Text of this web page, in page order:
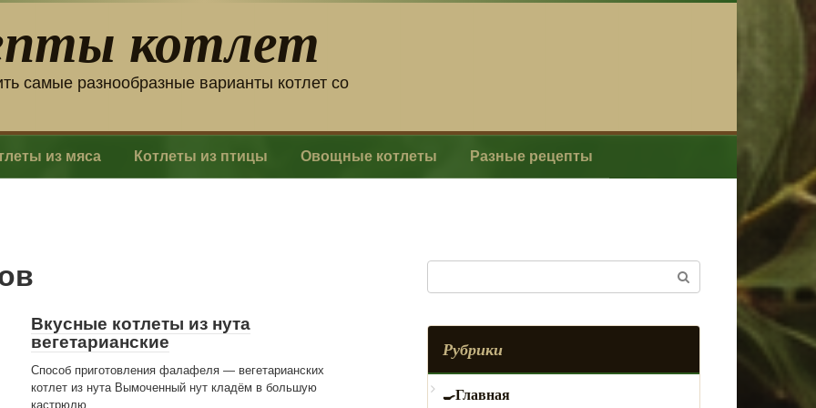
котлет
самые разнообразные варианты котлет со
из мяса Котлеты из птицы Овощные котлеты Разные рецепты
Вкусные котлеты из нута
вегетарианские
Способ приготовления фалафеля — вегетарианских
котлет из нута Вымоченный нут кладём в большую
кастрюлю
Рубрики
Главная